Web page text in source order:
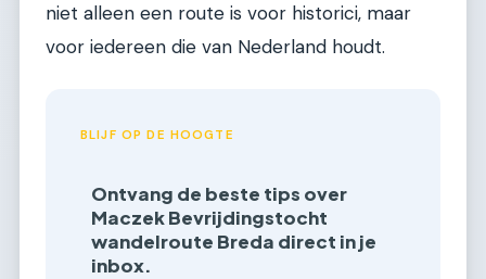
niet alleen een route is voor historici, maar
voor iedereen die van Nederland houdt.
BLIJF OP DE HOOGTE
Ontvang de beste tips over
Maczek Bevrijdingstocht
wandelroute Breda direct in je
inbox.